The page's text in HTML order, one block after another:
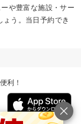
や豊富な施設・サー
ょう。当日予約でき
利！